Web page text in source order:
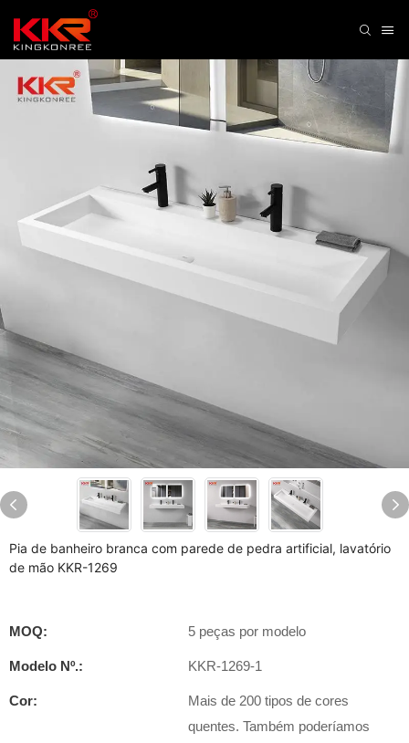
Pia de banheiro branca com parede de pedra artificial, lavatório
de mão KKR-1269
MOQ: 5 peças por modelo
Modelo Nº.: KKR-1269-1
Cor:
Mais de 200 tipos de cores
quentes. Também poderíamos